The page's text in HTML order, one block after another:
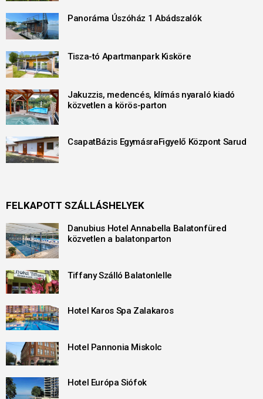
Panoráma Úszóház 1 Abádszalók
Tisza-tó Apartmanpark Kisköre
Jakuzzis, medencés, klímás nyaraló kiadó
közvetlen a körös-parton
CsapatBázis EgymásraFigyelő Központ Sarud
FELKAPOTT SZÁLLÁSHELYEK
Danubius Hotel Annabella Balatonfüred
közvetlen a balatonparton
Tiffany Szálló Balatonlelle
Hotel Karos Spa Zalakaros
Hotel Pannonia Miskolc
Hotel Európa Siófok